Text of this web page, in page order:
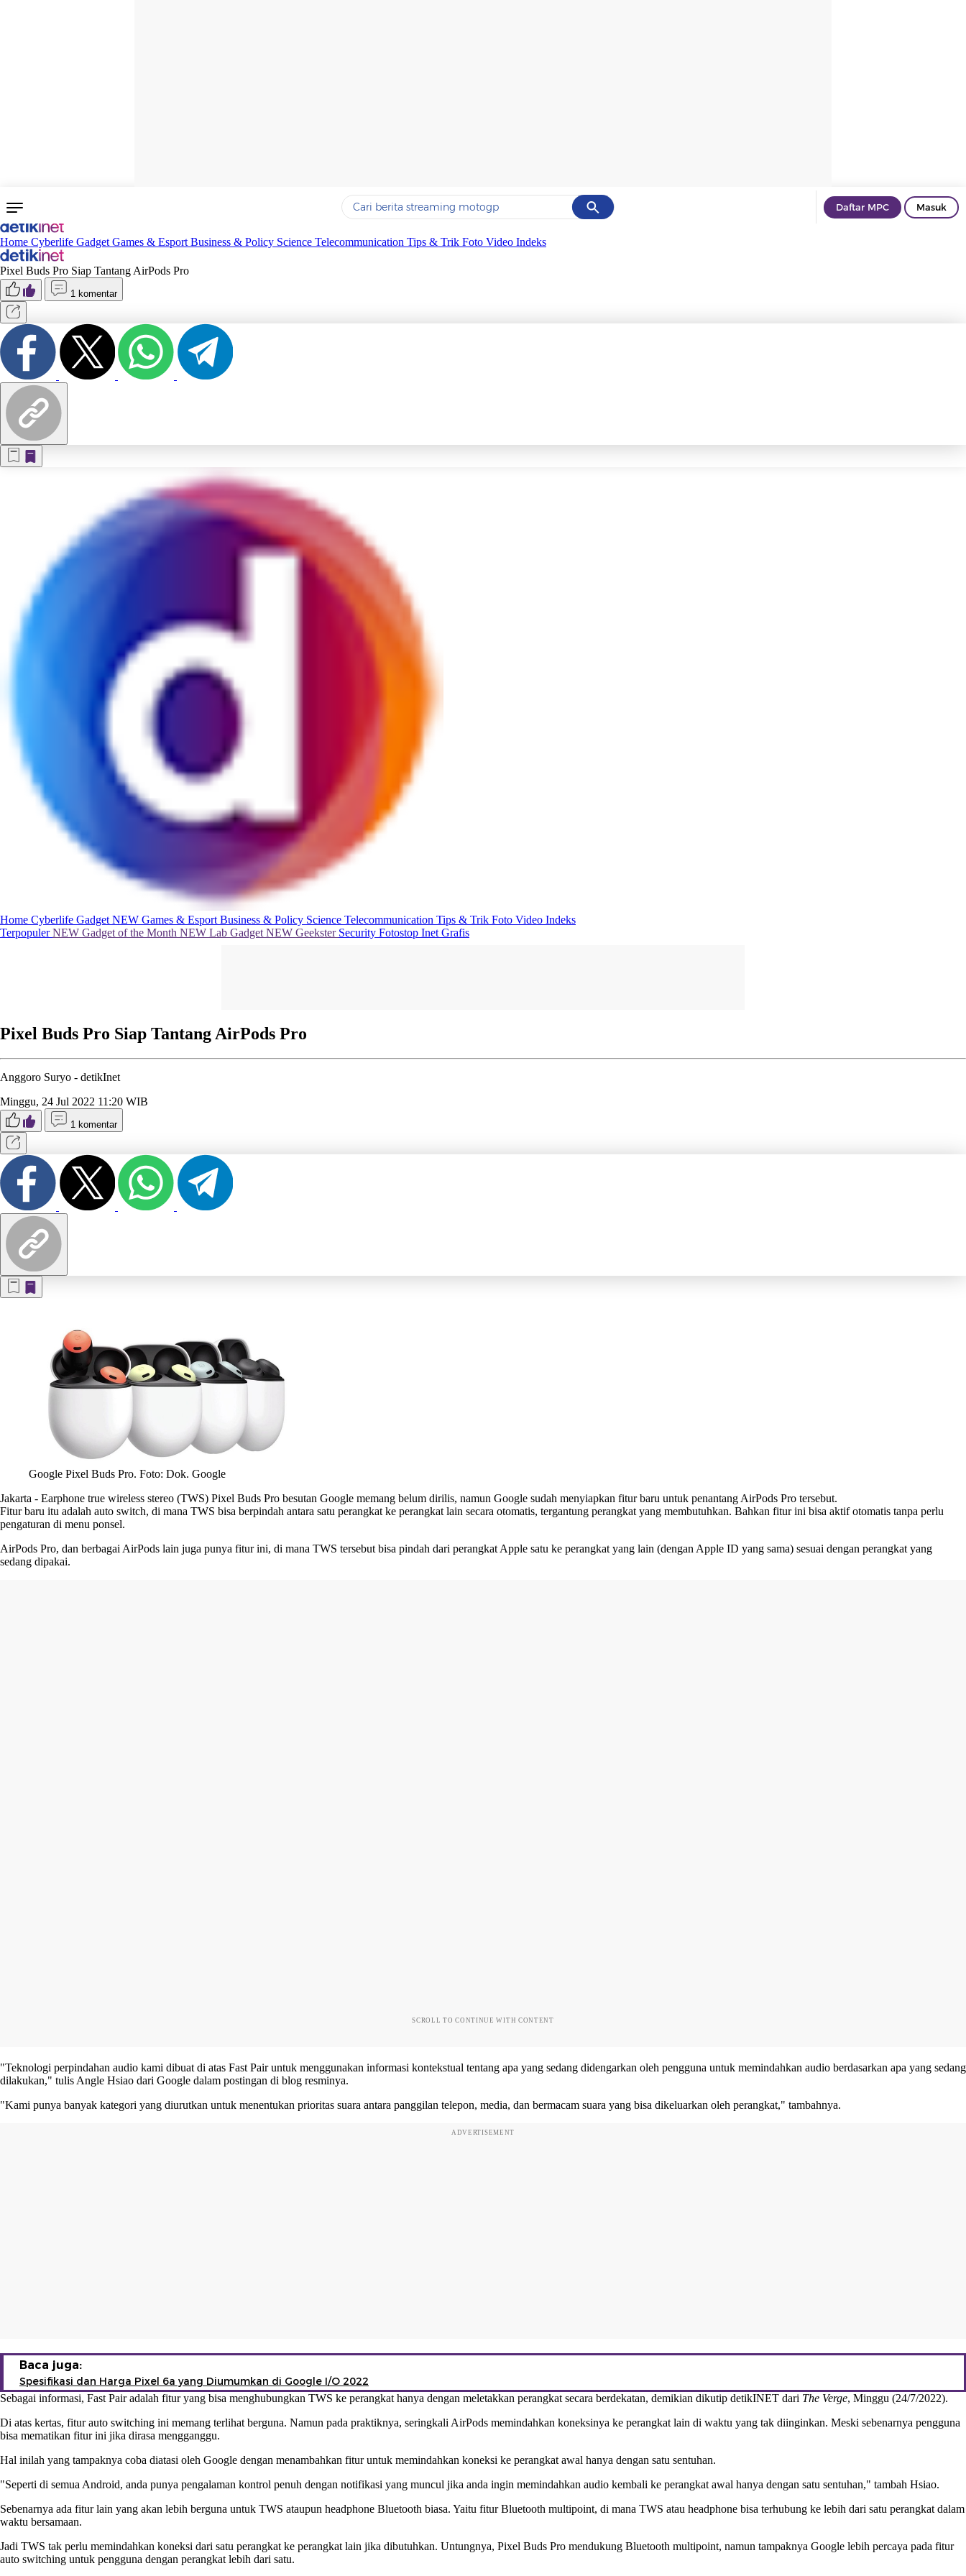
Cancel
Yang sedang ramai dicari
Terakhir yang dicari
Daftar MPC Masuk
Home Cyberlife Gadget Games & Esport Business & Policy Science Telecommunication Tips & Trik Foto Video Indeks
Pixel Buds Pro Siap Tantang AirPods Pro
1 komentar
Home Cyberlife Gadget NEW Games & Esport Business & Policy Science Telecommunication Tips & Trik Foto Video Indeks
TerpopulerNEW Gadget of the Month NEW Lab Gadget NEW Geekster Security Fotostop Inet Grafis
Pixel Buds Pro Siap Tantang AirPods Pro
Anggoro Suryo - detikInet
Minggu, 24 Jul 2022 11:20 WIB
1 komentar
Google Pixel Buds Pro. Foto: Dok. Google
Jakarta - Earphone true wireless stereo (TWS) Pixel Buds Pro besutan Google memang belum dirilis, namun Google sudah menyiapkan fitur baru untuk penantang AirPods Pro tersebut.
Fitur baru itu adalah auto switch, di mana TWS bisa berpindah antara satu perangkat ke perangkat lain secara otomatis, tergantung perangkat yang membutuhkan. Bahkan fitur ini bisa aktif otomatis tanpa perlu
pengaturan di menu ponsel.
AirPods Pro, dan berbagai AirPods lain juga punya fitur ini, di mana TWS tersebut bisa pindah dari perangkat Apple satu ke perangkat yang lain (dengan Apple ID yang sama) sesuai dengan perangkat yang
sedang dipakai.
SCROLL TO CONTINUE WITH CONTENT
"Teknologi perpindahan audio kami dibuat di atas Fast Pair untuk menggunakan informasi kontekstual tentang apa yang sedang didengarkan oleh pengguna untuk memindahkan audio berdasarkan apa yang sedang
dilakukan," tulis Angle Hsiao dari Google dalam postingan di blog resminya.
"Kami punya banyak kategori yang diurutkan untuk menentukan prioritas suara antara panggilan telepon, media, dan bermacam suara yang bisa dikeluarkan oleh perangkat," tambahnya.
ADVERTISEMENT
Baca juga:
Spesifikasi dan Harga Pixel 6a yang Diumumkan di Google I/O 2022
Sebagai informasi, Fast Pair adalah fitur yang bisa menghubungkan TWS ke perangkat hanya dengan meletakkan perangkat secara berdekatan, demikian dikutip detikINET dari The Verge, Minggu (24/7/2022).
Di atas kertas, fitur auto switching ini memang terlihat berguna. Namun pada praktiknya, seringkali AirPods memindahkan koneksinya ke perangkat lain di waktu yang tak diinginkan. Meski sebenarnya pengguna
bisa mematikan fitur ini jika dirasa mengganggu.
Hal inilah yang tampaknya coba diatasi oleh Google dengan menambahkan fitur untuk memindahkan koneksi ke perangkat awal hanya dengan satu sentuhan.
"Seperti di semua Android, anda punya pengalaman kontrol penuh dengan notifikasi yang muncul jika anda ingin memindahkan audio kembali ke perangkat awal hanya dengan satu sentuhan," tambah Hsiao.
Sebenarnya ada fitur lain yang akan lebih berguna untuk TWS ataupun headphone Bluetooth biasa. Yaitu fitur Bluetooth multipoint, di mana TWS atau headphone bisa terhubung ke lebih dari satu perangkat dalam
waktu bersamaan.
Jadi TWS tak perlu memindahkan koneksi dari satu perangkat ke perangkat lain jika dibutuhkan. Untungnya, Pixel Buds Pro mendukung Bluetooth multipoint, namun tampaknya Google lebih percaya pada fitur
auto switching untuk pengguna dengan perangkat lebih dari satu.